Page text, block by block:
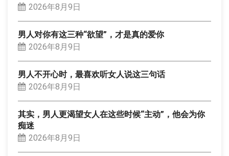
2026年8月9日
男人对你有这三种“欲望”，才是真的爱你
2026年8月9日
男人不开心时，最喜欢听女人说这三句话
2026年8月9日
其实，男人更渴望女人在这些时候“主动”，他会为你
痴迷
2026年8月9日